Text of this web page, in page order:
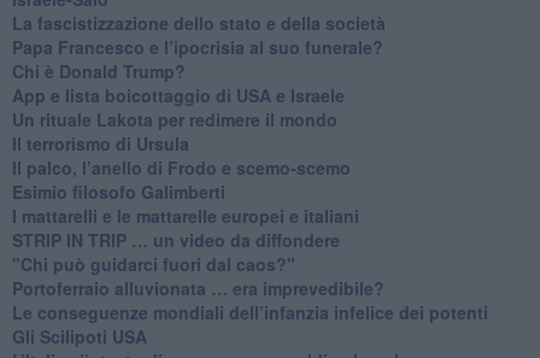
​La fascistizzazione dello stato e della società
Papa Francesco e l’ipocrisia al suo funerale?
​Chi è Donald Trump?
App e lista boicottaggio di USA e Israele
​Un rituale Lakota per redimere il mondo
Il terrorismo di Ursula
​Il palco, l’anello di Frodo e scemo-scemo
Esimio filosofo Galimberti
​I mattarelli e le mattarelle europei e italiani
​STRIP IN TRIP … un video da diffondere
"Chi può guidarci fuori dal caos?"
​Portoferraio alluvionata … era imprevedibile?
Le conseguenze mondiali dell’infanzia infelice dei potenti
​Gli Scilipoti USA